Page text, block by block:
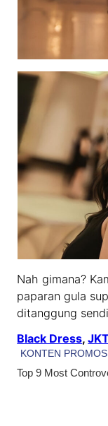
Nah gimana?
paparan gula
ditanggung
Black Dress,